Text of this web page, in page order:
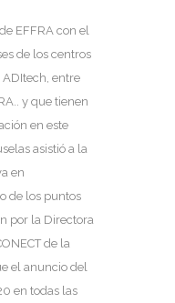
EFFRA con el
de los centros
entre
y que tienen
en este
asistió a la
en
de los puntos
por la Directora
de la
el anuncio del
en todas las